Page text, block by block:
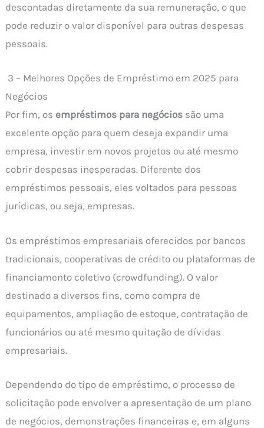
descontadas diretamente da sua remuneração, o que
pode reduzir o valor disponível para outras despesas
pessoais.
3 – Melhores Opções de Empréstimo em 2025 para
Negócios
Por fim, os empréstimos para negócios são uma
excelente opção para quem deseja expandir uma
empresa, investir em novos projetos ou até mesmo
cobrir despesas inesperadas. Diferente dos
empréstimos pessoais, eles voltados para pessoas
jurídicas, ou seja, empresas.
Os empréstimos empresariais oferecidos por bancos
tradicionais, cooperativas de crédito ou plataformas de
financiamento coletivo (crowdfunding). O valor
destinado a diversos fins, como compra de
equipamentos, ampliação de estoque, contratação de
funcionários ou até mesmo quitação de dívidas
empresariais.
Dependendo do tipo de empréstimo, o processo de
solicitação pode envolver a apresentação de um plano
de negócios, demonstrações financeiras e, em alguns